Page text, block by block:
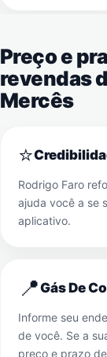
Preço e
revendas
Mercês
⭐
Rodrigo Faro
ajuda você a se
aplicativo.
📍Gás De
Informe seu
de você. Se a
preço e prazo